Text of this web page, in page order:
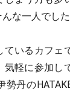
な一人でした
いるカフェ
気軽に参加し
勢丹の